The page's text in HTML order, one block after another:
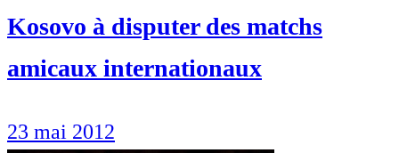
Kosovo à disputer des matchs
amicaux internationaux
23 mai 2012